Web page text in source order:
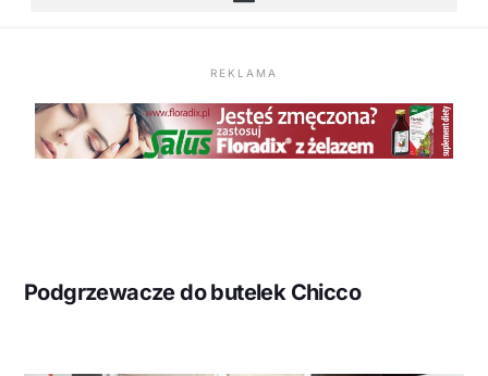
REKLAMA
Podgrzewacze do butelek Chicco